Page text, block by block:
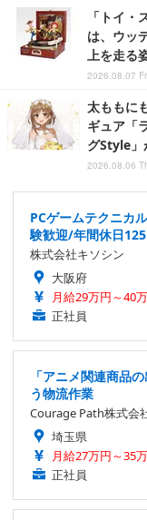
「トイ
は、ウッ
上を走る
2026.08.07
太ももに
ギュア「
グStyle」
2026.08.06
PCゲームテクニカ
験歓迎/年間休日
株式会社キソシン
大阪府
月給29万円～40
正社員
「アニメ関連商品
う物流作業
Courage Path株式会
埼玉県
月給27万円～35
正社員